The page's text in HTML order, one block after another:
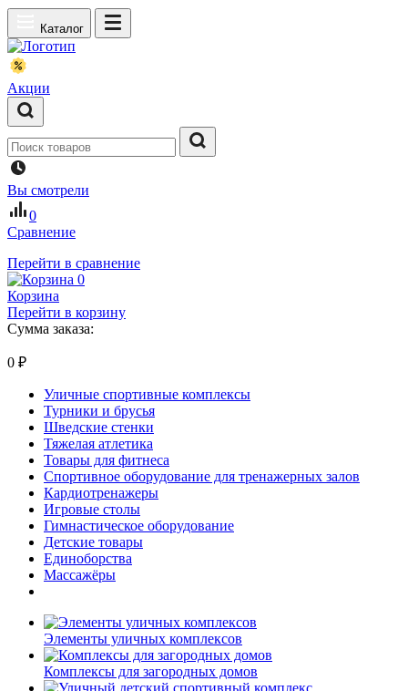
Каталог
Акции
Вы смотрели
0
Сравнение
Перейти в сравнение
0
Корзина
Перейти в корзину
Сумма заказа:
0 ₽
Уличные спортивные комплексы
Турники и брусья
Шведские стенки
Тяжелая атлетика
Товары для фитнеса
Спортивное оборудование для тренажерных залов
Кардиотренажеры
Игровые столы
Гимнастическое оборудование
Детские товары
Единоборства
Массажёры
Элементы уличных комплексов
Комплексы для загородных домов